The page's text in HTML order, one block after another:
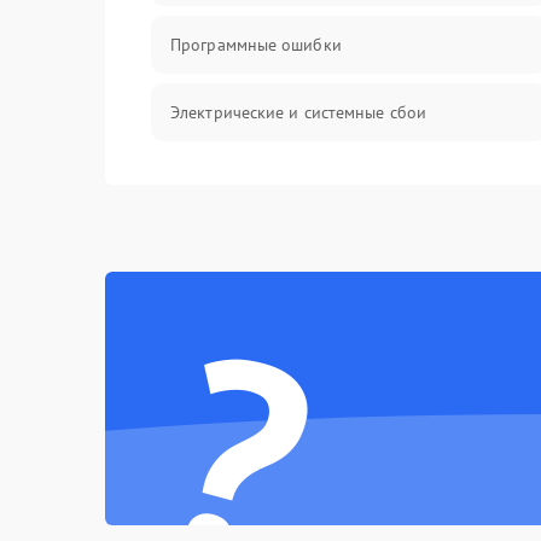
Программные ошибки
Электрические и системные сбои
Система охлаждения
?